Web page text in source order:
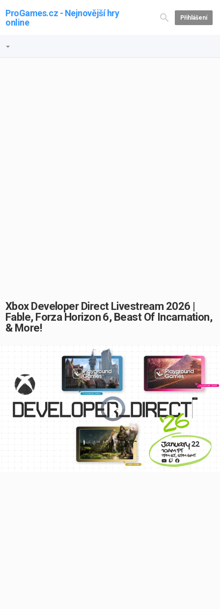
ProGames.cz - Nejnovější hry
online
Přihlášení
Xbox Developer Direct Livestream 2026 |
Fable, Forza Horizon 6, Beast Of Incarnation,
& More!
Video
Player
is
loading.
Play
Video